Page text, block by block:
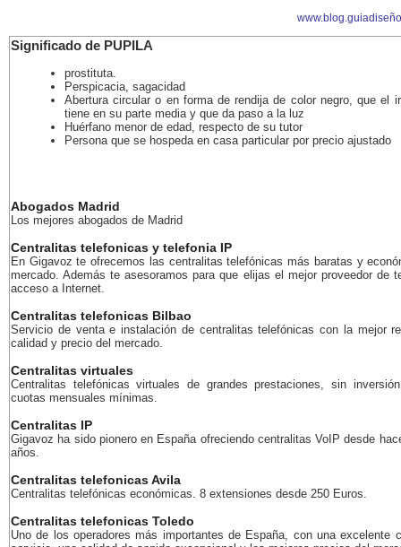
Significado de PUPILA
prostituta.
Perspicacia, sagacidad
Abertura circular o en forma de rendija de color negro, que el
tiene en su parte media y que da paso a la luz
Huérfano menor de edad, respecto de su tutor
Persona que se hospeda en casa particular por precio ajustado
Abogados Madrid
Los mejores abogados de Madrid
Centralitas telefonicas y telefonia IP
En Gigavoz te ofrecemos las centralitas telefónicas más baratas y
mercado. Además te asesoramos para que elijas el mejor proveedor de
acceso a Internet.
Centralitas telefonicas Bilbao
Servicio de venta e instalación de centralitas telefónicas con la mejor
calidad y precio del mercado.
Centralitas virtuales
Centralitas telefónicas virtuales de grandes prestaciones, sin
cuotas mensuales mínimas.
Centralitas IP
Gigavoz ha sido pionero en España ofreciendo centralitas VoIP desde
años.
Centralitas telefonicas Avila
Centralitas telefónicas económicas. 8 extensiones desde 250 Euros.
Centralitas telefonicas Toledo
Uno de los operadores más importantes de España, con una excelente